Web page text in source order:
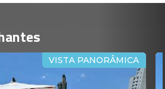
VISTA PANORÂMICA